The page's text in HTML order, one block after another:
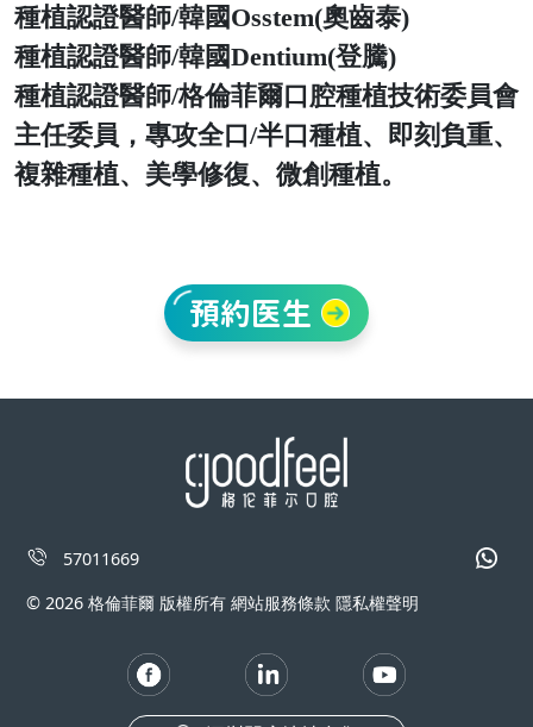
種植認證醫師/韓國Osstem(奧齒泰)
種植認證醫師/韓國Dentium(登騰)
種植認證醫師/格倫菲爾口腔種植技術委員會
主任委員，專攻全口/半口種植、即刻負重、
複雜種植、美學修復、微創種植。
預約医生
57011669
© 2026 格倫菲爾 版權所有 網站服務條款 隱私權聲明